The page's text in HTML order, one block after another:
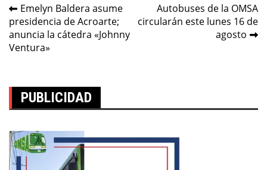
Navegación
de
entradas
Emelyn Baldera asume
presidencia de Acroarte;
anuncia la cátedra «Johnny
Ventura»
Autobuses de la OMSA
circularán este lunes 16 de
agosto
PUBLICIDAD